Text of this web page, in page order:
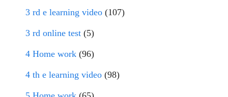
3 rd e learning video (107)
3 rd online test (5)
4 Home work (96)
4 th e learning video (98)